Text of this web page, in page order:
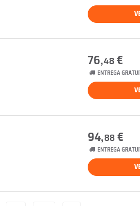
76,48 €
ENTREGA
94,88 €
ENTREGA